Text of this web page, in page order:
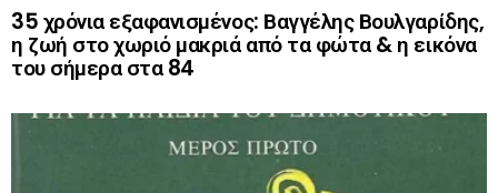
35 χρόνια εξαφανισμένος: Βαγγέλης Βουλγαρίδης,
η ζωή στο χωριό μακριά από τα φώτα & η εικόνα
του σήμερα στα 84